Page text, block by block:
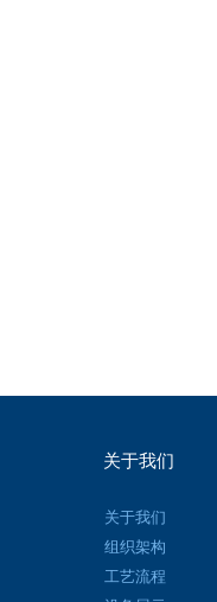
关于我们
关于我们
组织架构
工艺流程